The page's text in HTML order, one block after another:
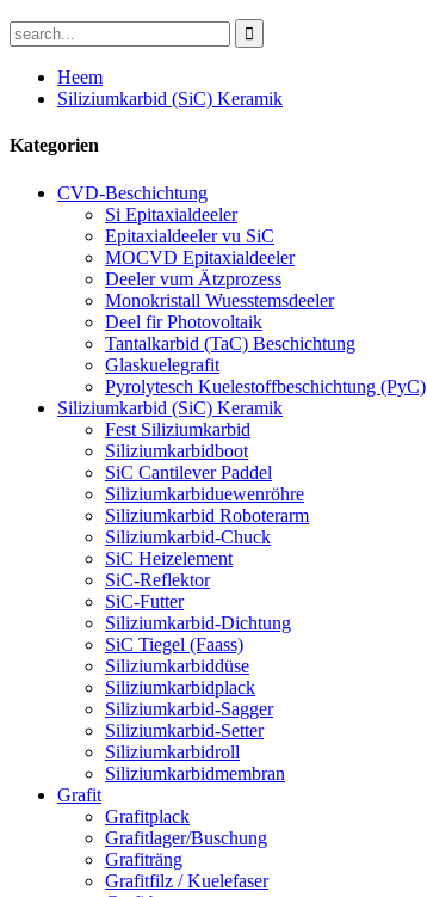
Heem
Siliziumkarbid (SiC) Keramik
Kategorien
CVD-Beschichtung
Si Epitaxialdeeler
Epitaxialdeeler vu SiC
MOCVD Epitaxialdeeler
Deeler vum Ätzprozess
Monokristall Wuesstemsdeeler
Deel fir Photovoltaik
Tantalkarbid (TaC) Beschichtung
Glaskuelegrafit
Pyrolytesch Kuelestoffbeschichtung (PyC)
Siliziumkarbid (SiC) Keramik
Fest Siliziumkarbid
Siliziumkarbidboot
SiC Cantilever Paddel
Siliziumkarbiduewenröhre
Siliziumkarbid Roboterarm
Siliziumkarbid-Chuck
SiC Heizelement
SiC-Reflektor
SiC-Futter
Siliziumkarbid-Dichtung
SiC Tiegel (Faass)
Siliziumkarbiddüse
Siliziumkarbidplack
Siliziumkarbid-Sagger
Siliziumkarbid-Setter
Siliziumkarbidroll
Siliziumkarbidmembran
Grafit
Grafitplack
Grafitlager/Buschung
Grafiträng
Grafitfilz / Kuelefaser